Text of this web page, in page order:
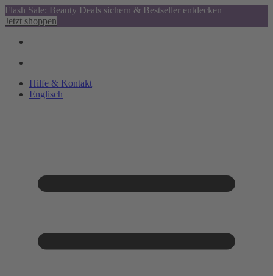
Flash Sale: Beauty Deals sichern & Bestseller entdecken
Jetzt shoppen
Hilfe & Kontakt
Englisch